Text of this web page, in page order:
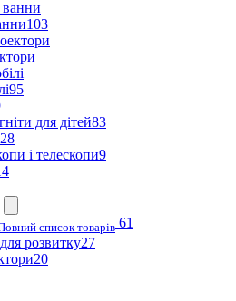
103
95
для дітей83
28
і телескопи9
список товарів 61
розвитку27
20